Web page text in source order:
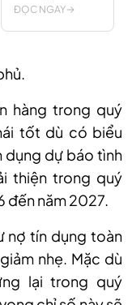
ĐỌC NGAY
hàng trong quý
tốt dù có biểu
dụng dự báo tình
thiện trong quý
đến năm 2027.
nợ tín dụng toàn
nhẹ. Mặc dù
lại trong quý